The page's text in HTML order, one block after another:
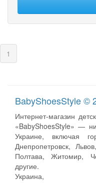
1
BabyShoesStyle ©
Интернет-магазин
«BabyShoesStyle» —
Украине, включая
Днепропетровск,
Полтава, Житомир,
другие.
Украина,